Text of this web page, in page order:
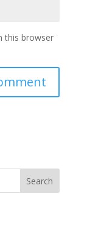
this browser
Search